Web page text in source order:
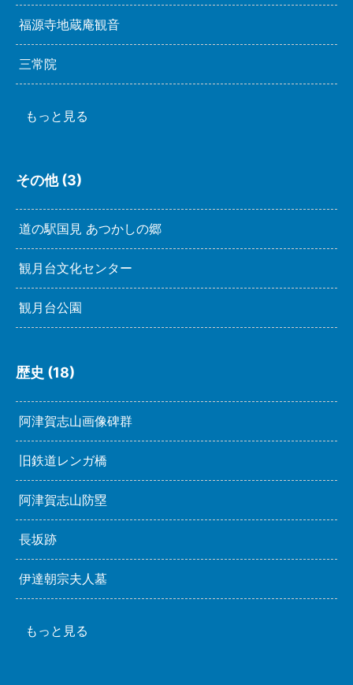
福源寺地蔵庵観音
三常院
もっと見る
その他 (3)
道の駅国見 あつかしの郷
観月台文化センター
観月台公園
歴史 (18)
阿津賀志山画像碑群
旧鉄道レンガ橋
阿津賀志山防塁
長坂跡
伊達朝宗夫人墓
もっと見る